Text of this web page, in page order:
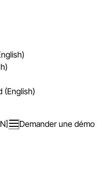
(English)
Demander une démo